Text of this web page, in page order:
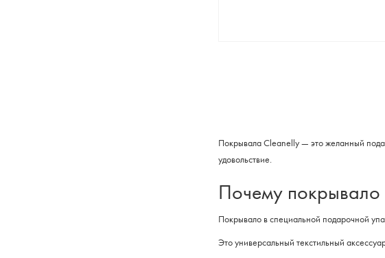
Покрывала Cleanelly — это желанный
удовольствие.
Почему покрывало
Покрывало в специальной подарочной
Это универсальный текстильный